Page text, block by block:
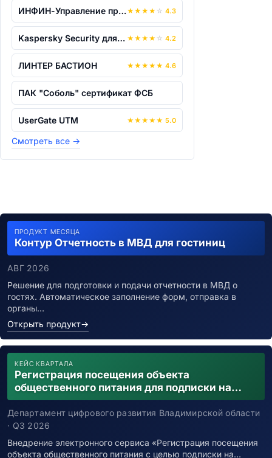
ИНФИН-Управление предприятием★ ★ ★ ★ ☆ 4.3
Kaspersky Security для виртуальных и о... ★ ★ ★ ★ ☆ 4.2
ЛИНТЕР БАСТИОН ★ ★ ★ ★ ★ 4.6
ПАК "Соболь" сертификат ФСБ
UserGate UTM ★ ★ ★ ★ ★ 5.0
Смотреть все →
ПРОДУКТ МЕСЯЦА
Контур Отчетность в МВД для гостиниц
АВГ 2026
Решение для подготовки и подачи отчетности в МВД о
гостях. Автоматическое заполнение форм, отправка в
органы…
Открыть продукт→
КЕЙС КВАРТАЛА
Регистрация посещения объекта
общественного питания для подписки на
уведомления о возможном контакте с
заболевшим новой коронавирусной
инфекцией
Департамент цифрового развития Владимирской области
· Q3 2026
Внедрение электронного сервиса «Регистрация посещения
объекта общественного питания с целью подписки на…